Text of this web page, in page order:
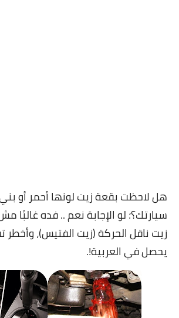
هل لاحظت بقعة زيت لونها أحمر أو
سيارتك؟؛ لو الإجابة نعم .. فده
زيت ناقل الحركة (زيت الفتيس)،
يحصل في العربية!.